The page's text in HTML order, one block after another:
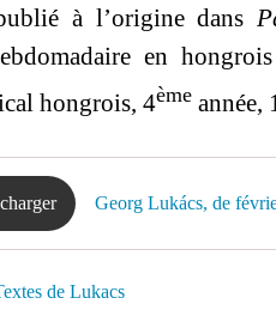
à l’origine dans
en
hongrois, 4ème année,
Georg Lukács, de
de Lukacs